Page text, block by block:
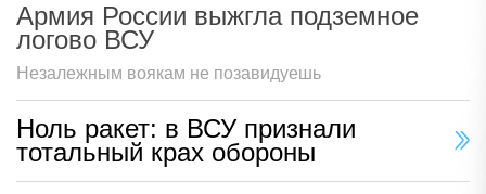
Армия России выжгла подземное
логово ВСУ
Незалежным воякам не позавидуешь
Ноль ракет: в ВСУ признали
тотальный крах обороны